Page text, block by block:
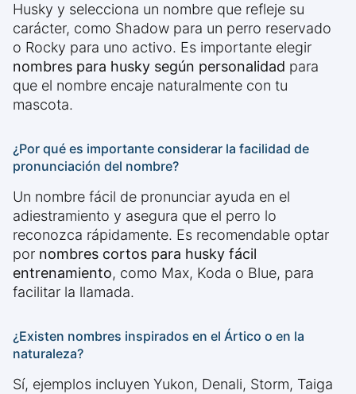
Husky y selecciona un nombre que refleje su
carácter, como Shadow para un perro reservado
o Rocky para uno activo. Es importante elegir
nombres para husky según personalidad para
que el nombre encaje naturalmente con tu
mascota.
¿Por qué es importante considerar la facilidad de
pronunciación del nombre?
Un nombre fácil de pronunciar ayuda en el
adiestramiento y asegura que el perro lo
reconozca rápidamente. Es recomendable optar
por nombres cortos para husky fácil
entrenamiento, como Max, Koda o Blue, para
facilitar la llamada.
¿Existen nombres inspirados en el Ártico o en la
naturaleza?
Sí, ejemplos incluyen Yukon, Denali, Storm, Taiga